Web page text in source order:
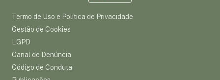
Termo de Uso e Política de Privacidade
Gestão de Cookies
LGPD
Canal de Denúncia
Código de Conduta